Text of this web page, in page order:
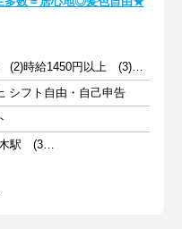
(1)時給1400円以上 (2)時給1450円以上 (3)時給1450円以上
シフト自由・自己申告
(1)赤坂駅 (2)六本木駅 (3)渋谷駅